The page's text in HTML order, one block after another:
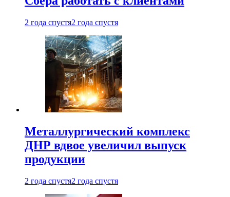
2 года спустя2 года спустя
Металлургический комплекс
ДНР вдвое увеличил выпуск
продукции
2 года спустя2 года спустя